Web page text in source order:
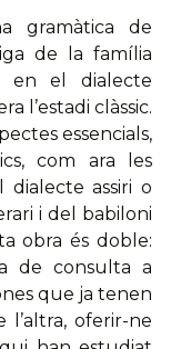
gramàtica de
de la família
en el dialecte
l’estadi clàssic.
essencials,
com ara les
dialecte assiri o
i del babiloni
obra és doble:
de consulta a
que ja tenen
l’altra, oferir-ne